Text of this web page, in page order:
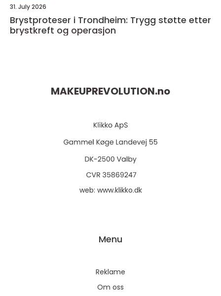
31. July 2026
Brystproteser i Trondheim: Trygg støtte etter
brystkreft og operasjon
MAKEUPREVOLUTION.no
web: www.klikko.dk
Menu
Reklame
Om oss